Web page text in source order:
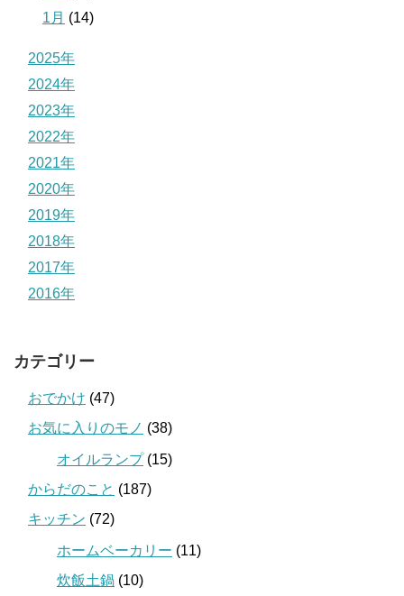
1月 (14)
2025年
2024年
2023年
2022年
2021年
2020年
2019年
2018年
2017年
2016年
カテゴリー
おでかけ (47)
お気に入りのモノ (38)
オイルランプ(15)
からだのこと (187)
キッチン (72)
ホームベーカリー (11)
炊飯土鍋 (10)